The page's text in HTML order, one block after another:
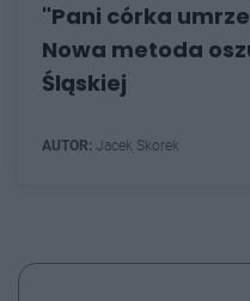
"Pani córka
Nowa metoda
Śląskiej
AUTOR: Jacek Skorek